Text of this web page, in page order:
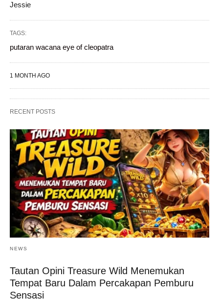
Jessie
TAGS:
putaran wacana eye of cleopatra
1 MONTH AGO
RECENT POSTS
NEWS
Tautan Opini Treasure Wild Menemukan
Tempat Baru Dalam Percakapan Pemburu
Sensasi